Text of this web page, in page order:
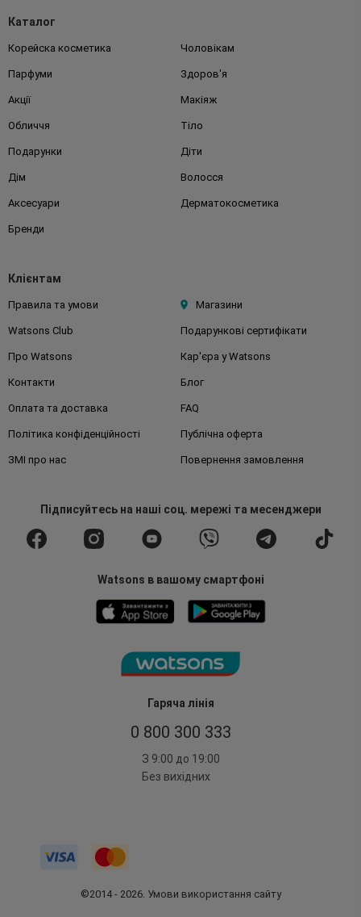
Гаряча лінія
0 800 300 333
З 9:00 до 19:00
Без вихідних
Каталог
Корейска косметика Чоловікам
Парфуми Здоров'я
Акції Макіяж
Обличчя Тіло
Подарунки Діти
Дім Волосся
Аксесуари Дерматокосметика
Бренди
Клієнтам
Правила та умови Магазини
Watsons Club Подарункові сертифікати
Про Watsons Кар'єра у Watsons
Контакти Блог
Оплата та доставка FAQ
Політика конфіденційності Публічна оферта
ЗМІ про нас Повернення замовлення
Підписуйтесьна наші соц. мережі та месенджери
Watsons в вашому смартфоні
©2014 - 2026. Умови використання сайту